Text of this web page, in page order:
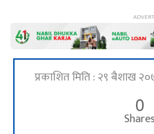
प्रकाशित मिति : २९ बैशाख
0
Shares